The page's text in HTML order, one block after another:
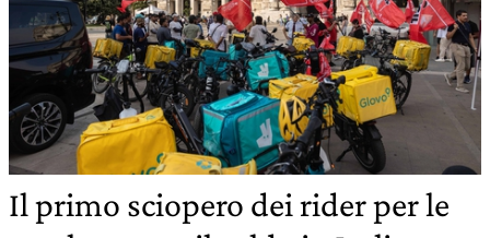
Il primo sciopero dei rider per le